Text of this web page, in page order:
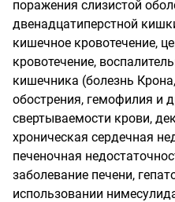
поражения слизистой
двенадцатиперстной
кишечное кровотечение,
кровотечение,
кишечника (болезнь
обострения, гемофилия и
свертываемости крови,
хроническая сердечная
печеночная
заболевание печени,
использовании